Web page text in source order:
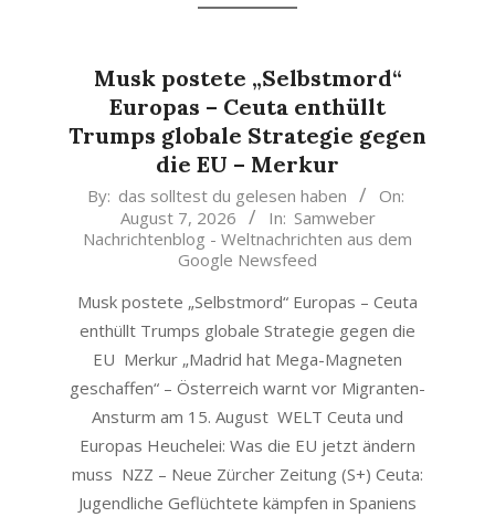
Musk postete „Selbstmord“
Europas – Ceuta enthüllt
Trumps globale Strategie gegen
die EU – Merkur
2026-
07
By: das solltest du gelesen haben
On:
August 7, 2026
In: Samweber
Nachrichtenblog - Weltnachrichten aus dem
Google Newsfeed
Musk postete „Selbstmord“ Europas – Ceuta
enthüllt Trumps globale Strategie gegen die
EU Merkur „Madrid hat Mega-Magneten
geschaffen“ – Österreich warnt vor Migranten-
Ansturm am 15. August WELT Ceuta und
Europas Heuchelei: Was die EU jetzt ändern
muss NZZ – Neue Zürcher Zeitung (S+) Ceuta:
Jugendliche Geflüchtete kämpfen in Spaniens